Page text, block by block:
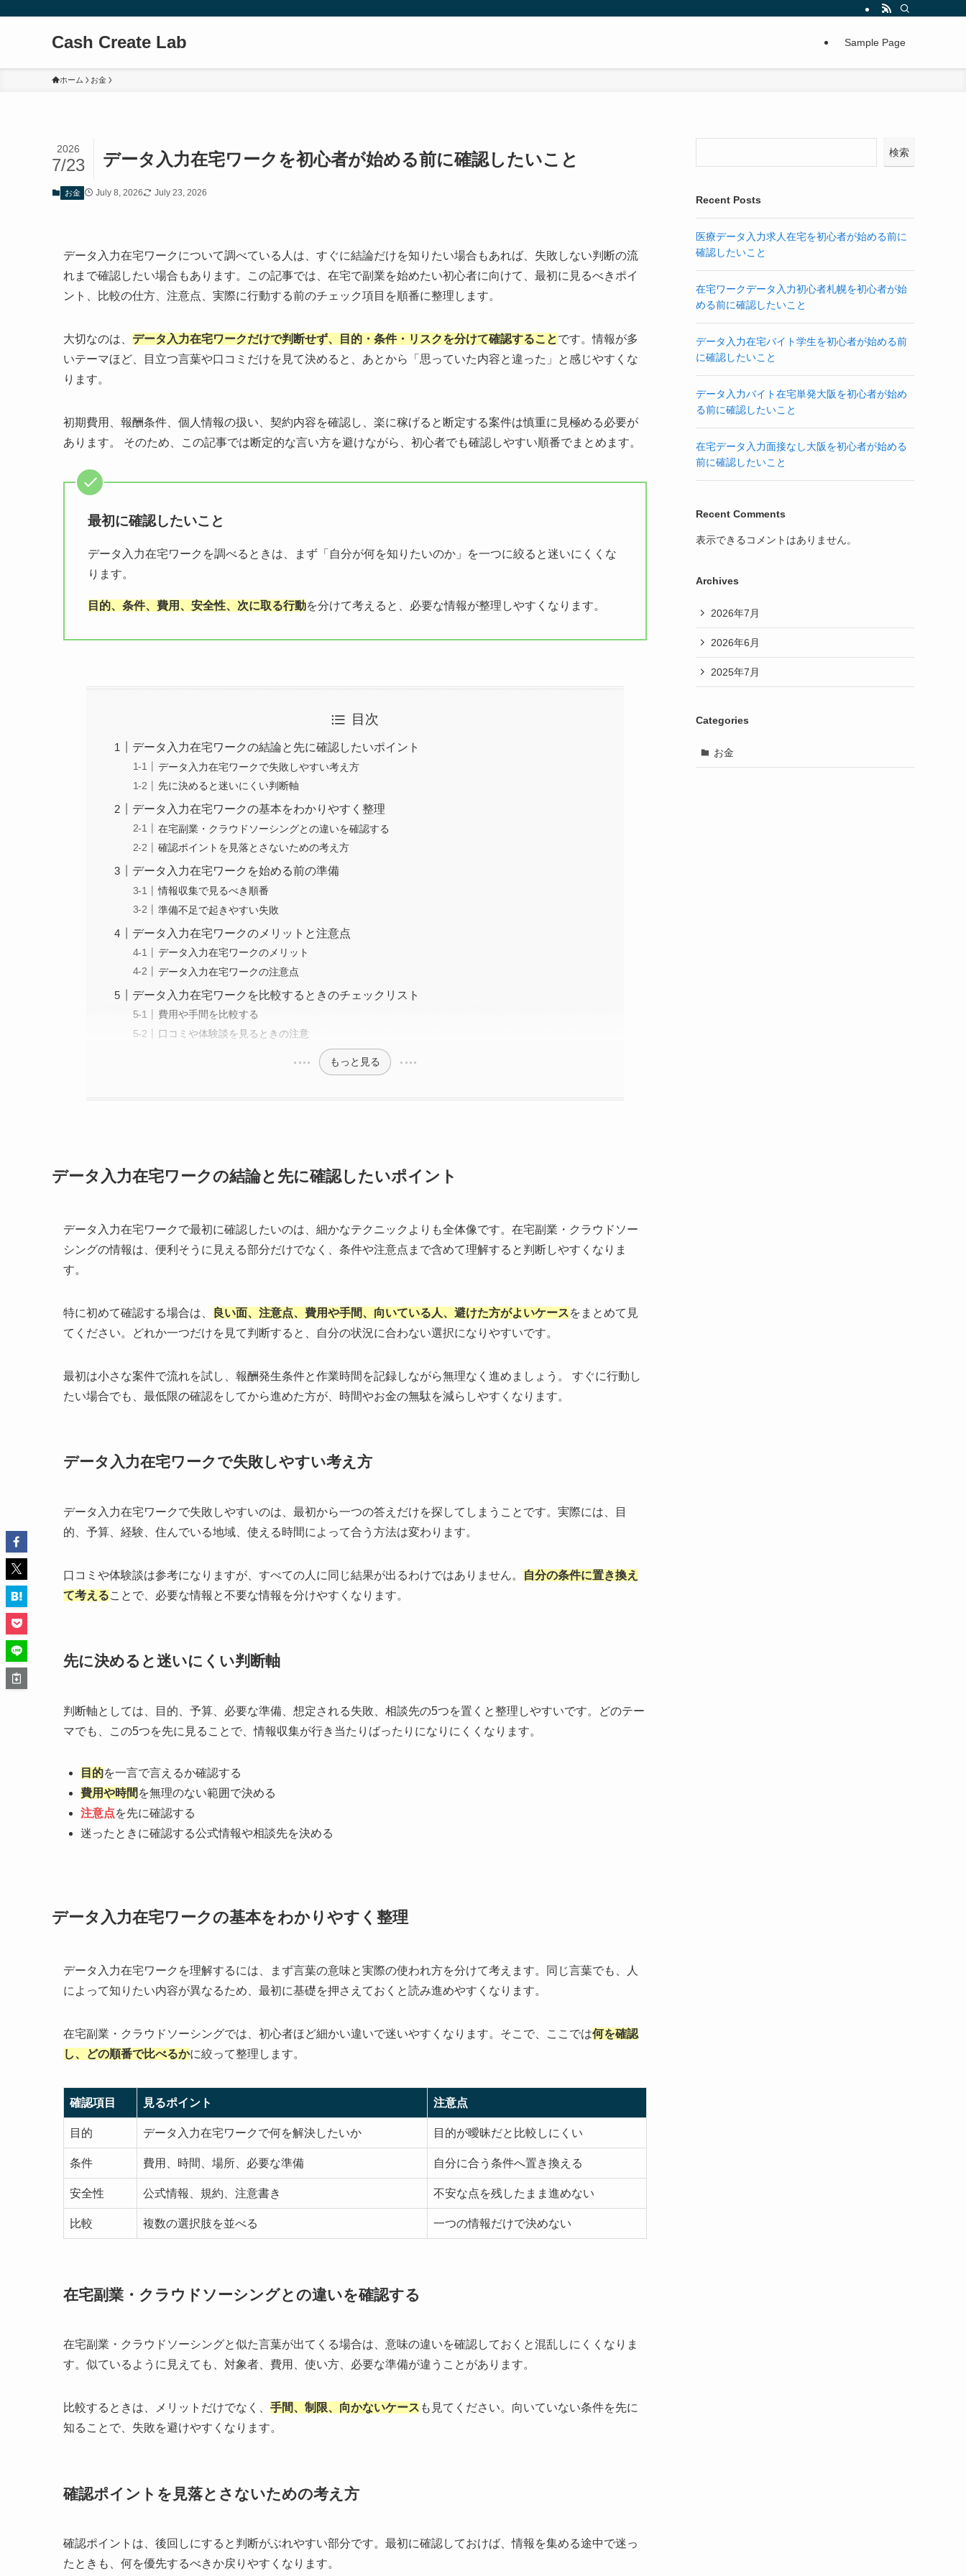
Cash Create Lab Sample Page
ホーム お金
データ入力在宅ワークを初心者が始める前に確認したいこと
2026
7/23
お金 July 8, 2026 July 23, 2026
データ入力在宅ワークについて調べている人は、すぐに結論だけを知りたい場合もあれば、失敗しない判断の流
れまで確認したい場合もあります。この記事では、在宅で副業を始めたい初心者に向けて、最初に見るべきポイ
ント、比較の仕方、注意点、実際に行動する前のチェック項目を順番に整理します。
大切なのは、 データ入力在宅ワークだけで判断せず、目的・条件・リスクを分けて確認することです。情報が多
いテーマほど、目立つ言葉や口コミだけを見て決めると、あとから「思っていた内容と違った」と感じやすくな
ります。
初期費用、報酬条件、個人情報の扱い、契約内容を確認し、楽に稼げると断定する案件は慎重に見極める必要が
あります。 そのため、この記事では断定的な言い方を避けながら、初心者でも確認しやすい順番でまとめます。
最初に確認したいこと
データ入力在宅ワークを調べるときは、まず「自分が何を知りたいのか」を一つに絞ると迷いにくくな
ります。
目的、条件、費用、安全性、次に取る行動を分けて考えると、必要な情報が整理しやすくなります。
目次
データ入力在宅ワークの結論と先に確認したいポイント
データ入力在宅ワークで失敗しやすい考え方
先に決めると迷いにくい判断軸
データ入力在宅ワークの基本をわかりやすく整理
在宅副業・クラウドソーシングとの違いを確認する
確認ポイントを見落とさないための考え方
データ入力在宅ワークを始める前の準備
情報収集で見るべき順番
準備不足で起きやすい失敗
データ入力在宅ワークのメリットと注意点
データ入力在宅ワークのメリット
データ入力在宅ワークの注意点
データ入力在宅ワークを比較するときのチェックリスト
費用や手間を比較する
口コミや体験談を見るときの注意
もっと見る
データ入力在宅ワークの結論と先に確認したいポイント
データ入力在宅ワークで最初に確認したいのは、細かなテクニックよりも全体像です。在宅副業・クラウドソー
シングの情報は、便利そうに見える部分だけでなく、条件や注意点まで含めて理解すると判断しやすくなりま
す。
特に初めて確認する場合は、 良い面、注意点、費用や手間、向いている人、避けた方がよいケースをまとめて見
てください。どれか一つだけを見て判断すると、自分の状況に合わない選択になりやすいです。
最初は小さな案件で流れを試し、報酬発生条件と作業時間を記録しながら無理なく進めましょう。 すぐに行動し
たい場合でも、最低限の確認をしてから進めた方が、時間やお金の無駄を減らしやすくなります。
データ入力在宅ワークで失敗しやすい考え方
データ入力在宅ワークで失敗しやすいのは、最初から一つの答えだけを探してしまうことです。実際には、目
的、予算、経験、住んでいる地域、使える時間によって合う方法は変わります。
口コミや体験談は参考になりますが、すべての人に同じ結果が出るわけではありません。
自分の条件に置き換え
て考えることで、必要な情報と不要な情報を分けやすくなります。
先に決めると迷いにくい判断軸
判断軸としては、目的、予算、必要な準備、想定される失敗、相談先の5つを置くと整理しやすいです。どのテー
マでも、この5つを先に見ることで、情報収集が行き当たりばったりになりにくくなります。
目的を一言で言えるか確認する
費用や時間 を無理のない範囲で決める
注意点を先に確認する
迷ったときに確認する公式情報や相談先を決める
データ入力在宅ワークの基本をわかりやすく整理
データ入力在宅ワークを理解するには、まず言葉の意味と実際の使われ方を分けて考えます。同じ言葉でも、人
によって知りたい内容が異なるため、最初に基礎を押さえておくと読み進めやすくなります。
在宅副業・クラウドソーシングでは、初心者ほど細かい違いで迷いやすくなります。そこで、ここでは何を確認
し、どの順番で比べるかに絞って整理します。
確認項目 見るポイント 注意点
目的 データ入力在宅ワークで何を解決したいか 目的が曖昧だと比較しにくい
条件 費用、時間、場所、必要な準備 自分に合う条件へ置き換える
安全性 公式情報、規約、注意書き 不安な点を残したまま進めない
比較 複数の選択肢を並べる 一つの情報だけで決めない
在宅副業・クラウドソーシングとの違いを確認する
在宅副業・クラウドソーシングと似た言葉が出てくる場合は、意味の違いを確認しておくと混乱しにくくなりま
す。似ているように見えても、対象者、費用、使い方、必要な準備が違うことがあります。
比較するときは、メリットだけでなく、 手間、制限、向かないケース も見てください。向いていない条件を先に
知ることで、失敗を避けやすくなります。
確認ポイントを見落とさないための考え方
確認ポイントは、後回しにすると判断がぶれやすい部分です。最初に確認しておけば、情報を集める途中で迷っ
たときも、何を優先するべきか戻りやすくなります。
検索
Recent Posts
医療データ入力求人在宅を初心者が始める前に
確認したいこと
在宅ワークデータ入力初心者札幌を初心者が始
める前に確認したいこと
データ入力在宅バイト学生を初心者が始める前
に確認したいこと
データ入力バイト在宅単発大阪を初心者が始め
る前に確認したいこと
在宅データ入力面接なし大阪を初心者が始める
前に確認したいこと
Recent Comments
表示できるコメントはありません。
Archives
2026年7月
2026年6月
2025年7月
Categories
お金